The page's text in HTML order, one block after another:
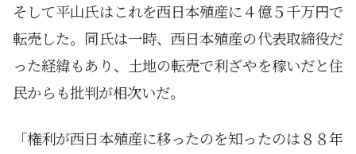
そして平山氏はこれを西日本殖産に４億５千万円で
転売した。同氏は一時、西日本殖産の代表取締役だ
った経緯もあり、土地の転売で利ざやを稼いだと住
民からも批判が相次いだ。
「権利が西日本殖産に移ったのを知ったのは８８年